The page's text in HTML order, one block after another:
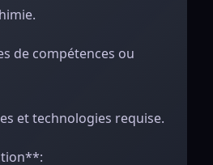
de compétences ou
et technologies requise.